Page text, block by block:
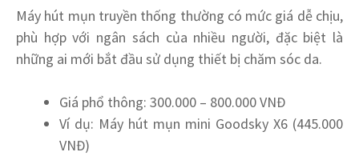
Máy hút mụn truyền thống thường có mức giá dễ chịu,
phù hợp với ngân sách của nhiều người, đặc biệt là
những ai mới bắt đầu sử dụng thiết bị chăm sóc da.
Giá phổ thông: 300.000 – 800.000 VNĐ
Ví dụ: Máy hút mụn mini Goodsky X6 (445.000
VNĐ)